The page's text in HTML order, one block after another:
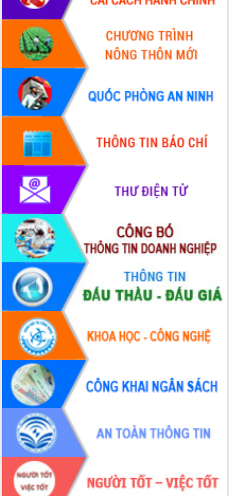
Xây dựng nền hành chính số đồng
hành cùng nông dân dân, doanh nghiệp
Giai đoạn 2026-2030, Đắk Lắk phấn
đấu có 77% xã đạt chuẩn nông thôn
mới
Chuyển đổi số 'mở đường' cho nông
nghiệp Đắk Lắk tăng trưởng bứt phá
Triển khai đồng bộ đo đạc, lập hồ sơ
địa chính, hoàn thiện cơ sở dữ liệu đất
Ứng dụng sinh trắc học - Bước tiến
trong hành trình chuyển đổi số tại Đắk
Đắk Lắk nâng cao hiệu quả công tác
Đảng từ Sổ tay đảng viên điện tử
Đắk Lắk đẩy mạnh nuôi biển công
nghệ, hướng tới phát triển thủy sản
bền vững
Tập huấn nâng cao năng lực triển khai
chuyển đổi số cho cán bộ, công chức
cấp xã
Đắk Lắk phát động hưởng ứng Ngày
Quyền của người tiêu dùng Việt Nam
2026
Đẩy mạnh cải cách hành chính, quyết
tâm đạt được mục tiêu tăng trưởng
hai con số trong năm 2026
Tổ chức trang trọng Lễ hội Đền thờ
Lương Văn Chánh năm 2026
Phó Bí thư Tỉnh ủy Đắk Lắk Đỗ Hữu
Huy giữ chức Bí thư Đảng ủy Ủy Ban
Nhân dân tỉnh
Bệnh án điện tử thúc đẩy chuyển đổi
số y tế tại Đắk Lắk
Chuyển đổi số thư viện: Mở rộng
không gian tri thức trong thời đại số
Đánh giá, rút kinh nghiệm công tác tổ
chức diễn tập trước ngày bầu cử
Chương trình “Gặp gỡ hữu nghị –
Friendship Meeting New Year 2026”
Bầu cử Quốc hội và HĐND: Cử tri Đắk
Lắk gửi gắm niềm tin, kỳ vọng vào lá
phiếu
Đắk Lắk sẵn sàng các điều kiện cho